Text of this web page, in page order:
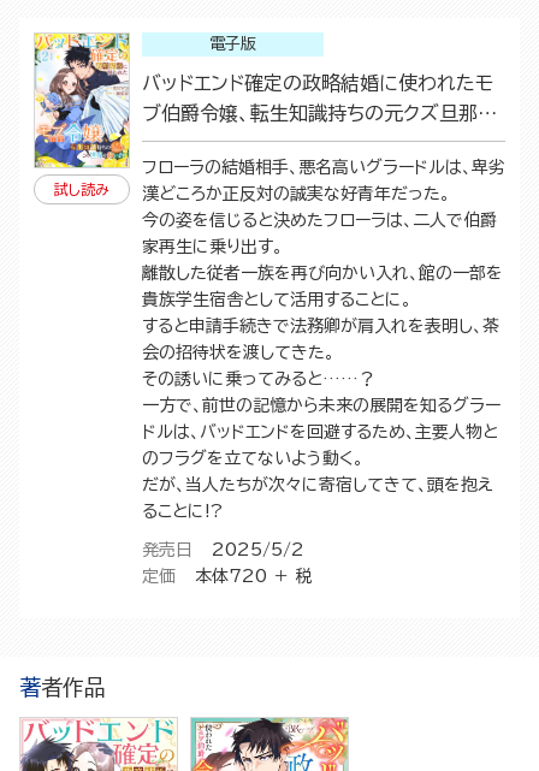
試し読み
電子版
バッドエンド確定の政略結婚に使われたモ
ブ伯爵令嬢、転生知識持ちの元クズ旦那さ
まとこの世界を救います（2）
フローラの結婚相手、悪名高いグラードルは、卑劣
漢どころか正反対の誠実な好青年だった。
今の姿を信じると決めたフローラは、二人で伯爵
家再生に乗り出す。
離散した従者一族を再び向かい入れ、館の一部を
貴族学生宿舎として活用することに。
すると申請手続きで法務卿が肩入れを表明し、茶
会の招待状を渡してきた。
その誘いに乗ってみると……？
一方で、前世の記憶から未来の展開を知るグラー
ドルは、バッドエンドを回避するため、主要人物と
のフラグを立てないよう動く。
だが、当人たちが次々に寄宿してきて、頭を抱え
ることに!?
発売日
2025/5/2
定価
本体720 ＋ 税
著者作品